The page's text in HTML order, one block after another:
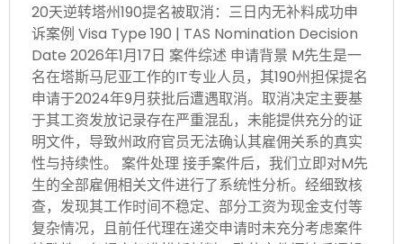
20天逆转塔州190提名被取消：三日内无补料成功申
诉案例 Visa Type 190 | TAS Nomination Decision
Date 2026年1月17日 案件综述 申请背景 M先生是一
名在塔斯马尼亚工作的IT专业人员，其190州担保提名
申请于2024年9月获批后遭遇取消。取消决定主要基
于其工资发放记录存在严重混乱，未能提供充分的证
明文件，导致州政府官员无法确认其雇佣关系的真实
性与持续性。 案件处理 接手案件后，我们立即对M先
生的全部雇佣相关文件进行了系统性分析。经细致核
查，发现其工作时间不稳定、部分工资为现金支付等
复杂情况，且前任代理在递交申请时未充分考虑案件